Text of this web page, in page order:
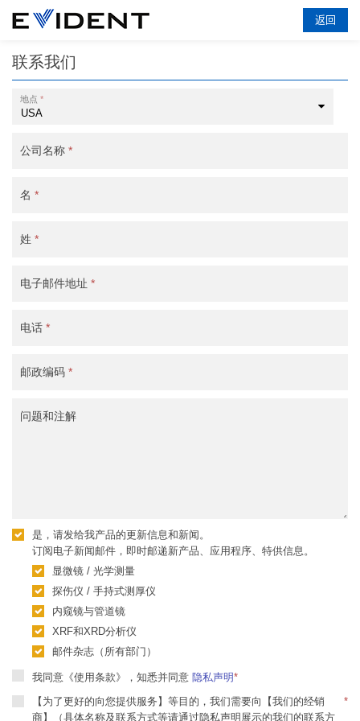
返回
联系我们
地点 *
公司名称 *
名 *
姓 *
电子邮件地址 *
电话 *
邮政编码 *
问题和注解
是，请发给我产品的更新信息和新闻。
订阅电子新闻邮件，即时邮递新产品、应用程序、特供信息。
显微镜 / 光学测量
探伤仪 / 手持式测厚仪
内窥镜与管道镜
XRF和XRD分析仪
邮件杂志（所有部门）
我同意《使用条款》，知悉并同意 隐私声明*
【为了更好的向您提供服务】等目的，我们需要向【我们的经销
商】（具体名称及联系方式等请通过隐私声明展示的我们的联系方
*